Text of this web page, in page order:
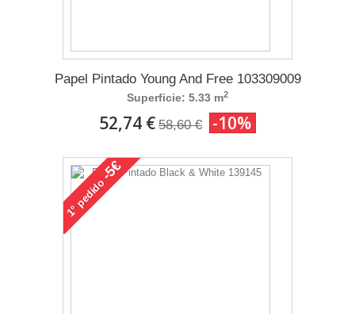
Papel Pintado Young And Free 103309009
Superficie: 5.33 m2
52,74 € 58,60 € -10%
1°
pedido
-5€